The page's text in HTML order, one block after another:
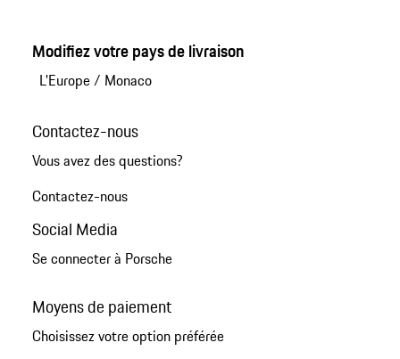
Modifiez votre pays de livraison
L'Europe/ Monaco
Contactez-nous
Vous avez des questions?
Contactez-nous
Social Media
Se connecter à Porsche
Moyens de paiement
Choisissez votre option préférée